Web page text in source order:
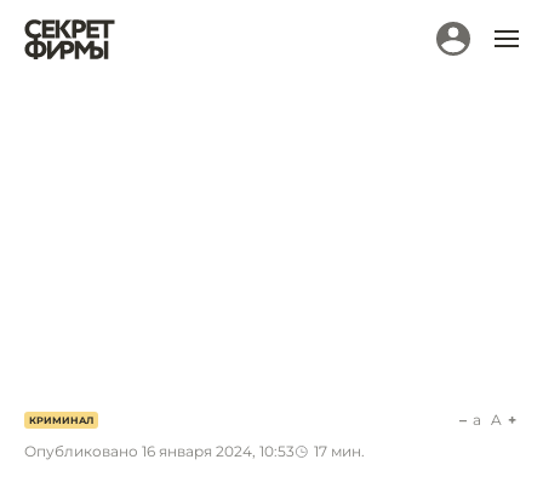
КРИМИНАЛ
Опубликовано 16 января 2024, 10:53 17 мин.
a A